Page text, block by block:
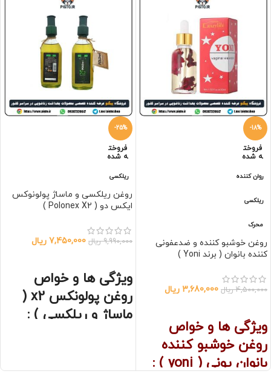
-18%
فروخت
ه شده
روان کننده
ریلکسی
محرک
روغن خوشبو کننده و ضدعفونی
کننده بانوان ( برند Yoni )
4,500,000 ریال 3,680,000 ریال
ویژگی ها و خواص
روغن خوشبو کننده
بانوان یونی ( yoni ) :
-25%
فروخت
ه شده
ریلکسی
روغن ریلکسی و ماساژ پولونوکس
ایکس دو ( Polonex X2 )
9,990,000 ریال 7,450,000 ریال
ویژگی ها و خواص
روغن پولونکس x2 (
ماساژ و ریلکسی ) :
آرامش زوجین